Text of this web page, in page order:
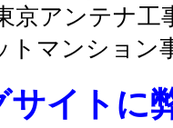
京アンテナ
トマンション
サイトに